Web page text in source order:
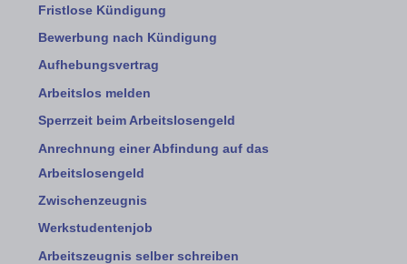
Fristlose Kündigung
Bewerbung nach Kündigung
Aufhebungsvertrag
Arbeitslos melden
Sperrzeit beim Arbeitslosengeld
Anrechnung einer Abfindung auf das
Arbeitslosengeld
Zwischenzeugnis
Werkstudentenjob
Arbeitszeugnis selber schreiben